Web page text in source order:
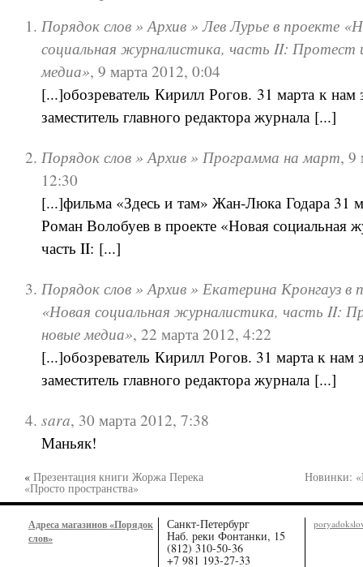
Порядок слов » Архив » Лев Лурье в проекте
социальная журналистика, часть II: Протест
медиа»,9 марта 2012, 0:04
[...]обозреватель Кирилл Рогов. 31 марта к нам
заместитель главного редактора журнала [...]
Порядок слов » Архив » Программа на март,9
12:30
[...]фильма «Здесь и там» Жан-Люка Годара 31
Роман Волобуев в проекте «Новая социальная
часть II: [...]
Порядок слов » Архив » Екатерина Кронгауз в
«Новая социальная журналистика, часть II:
новые медиа»,22 марта 2012, 4:22
[...]обозреватель Кирилл Рогов. 31 марта к нам
заместитель главного редактора журнала [...]
sara, 30 марта 2012, 7:38
Маньяк!
« Презентация книги Жоржа Перека
«Просто пространства»
Новинки:
Адреса магазинов «Порядок
слов»
Санкт-Петербург
Наб. реки Фонтанки, 15
(812) 310-50-36
+7 981 193-27-33